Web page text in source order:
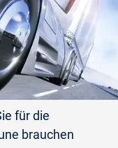
für die
brauchen